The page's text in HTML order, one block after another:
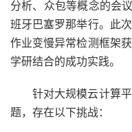
分析、众包等概念的会
班牙巴塞罗那举行。此
作业变慢异常检测框架
学研结合的成功实践。
针对大规模云计算
题，存在以下挑战：